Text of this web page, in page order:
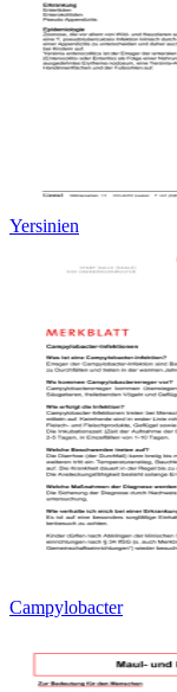
Yersinien
Campylobacter